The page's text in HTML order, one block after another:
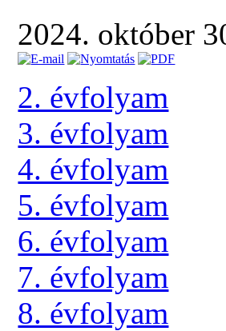
2024. október
2. évfolyam
3. évfolyam
4. évfolyam
5. évfolyam
6. évfolyam
7. évfolyam
8. évfolyam